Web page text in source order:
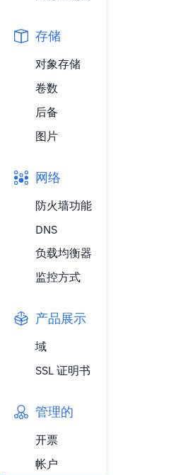
存储
对象存储
卷数
后备
图片
网络
防火墙功能
DNS
负载均衡器
监控方式
产品展示
域
SSL 证明书
管理的
开票
帐户